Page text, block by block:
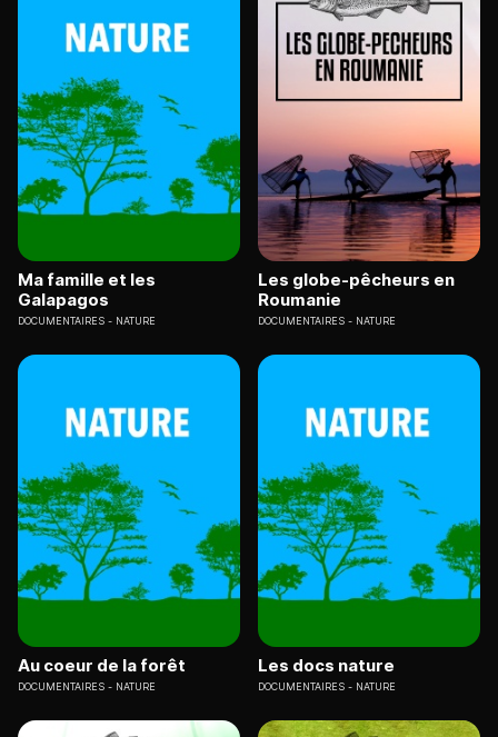
Ma famille et les
Galapagos
DOCUMENTAIRES NATURE
Les globe-pêcheurs en
Roumanie
DOCUMENTAIRES NATURE
Au coeur de la forêt
DOCUMENTAIRES NATURE
Les docs nature
DOCUMENTAIRES NATURE